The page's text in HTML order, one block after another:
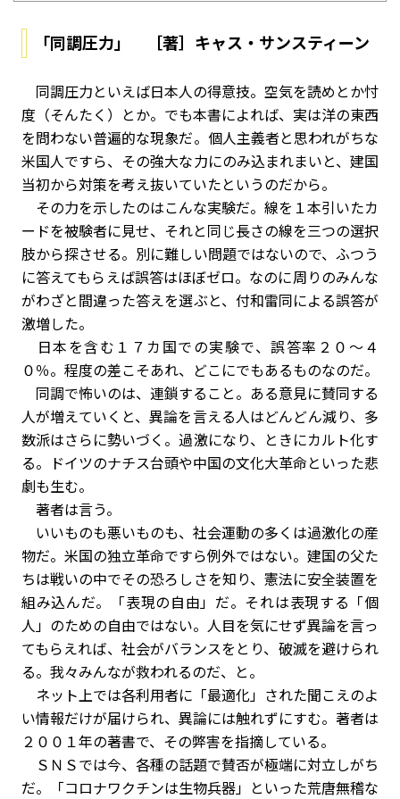
「同調圧力」 ［著］キャス・サンスティーン
同調圧力といえば日本人の得意技。空気を読めとか忖
度（そんたく）とか。でも本書によれば、実は洋の東西
を問わない普遍的な現象だ。個人主義者と思われがちな
米国人ですら、その強大な力にのみ込まれまいと、建国
当初から対策を考え抜いていたというのだから。
その力を示したのはこんな実験だ。線を１本引いたカ
ードを被験者に見せ、それと同じ長さの線を三つの選択
肢から探させる。別に難しい問題ではないので、ふつう
に答えてもらえば誤答はほぼゼロ。なのに周りのみんな
がわざと間違った答えを選ぶと、付和雷同による誤答が
激増した。
日本を含む１７カ国での実験で、誤答率２０～４
０％。程度の差こそあれ、どこにでもあるものなのだ。
同調で怖いのは、連鎖すること。ある意見に賛同する
人が増えていくと、異論を言える人はどんどん減り、多
数派はさらに勢いづく。過激になり、ときにカルト化す
る。ドイツのナチス台頭や中国の文化大革命といった悲
劇も生む。
著者は言う。
いいものも悪いものも、社会運動の多くは過激化の産
物だ。米国の独立革命ですら例外ではない。建国の父た
ちは戦いの中でその恐ろしさを知り、憲法に安全装置を
組み込んだ。「表現の自由」だ。それは表現する「個
人」のための自由ではない。人目を気にせず異論を言っ
てもらえれば、社会がバランスをとり、破滅を避けられ
る。我々みんなが救われるのだ、と。
ネット上では各利用者に「最適化」された聞こえのよ
い情報だけが届けられ、異論には触れずにすむ。著者は
２００１年の著書で、その弊害を指摘している。
ＳＮＳでは今、各種の話題で賛否が極端に対立しがち
だ。「コロナワクチンは生物兵器」といった荒唐無稽な